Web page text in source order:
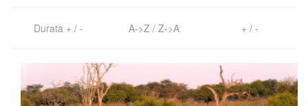
Durata + / - A->Z / Z->A + / -